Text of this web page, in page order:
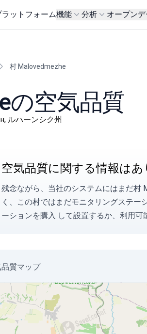
ラットフォーム機能 分析 オープンデ
村 Malovedmezhe
の空気品質
ルハーンシク州
空気品質に関する情報は
残念ながら、当社のシステムにはまだ村
く、この村ではまだモニタリングステー
ーションを購入 して設置するか、利用
質マップ